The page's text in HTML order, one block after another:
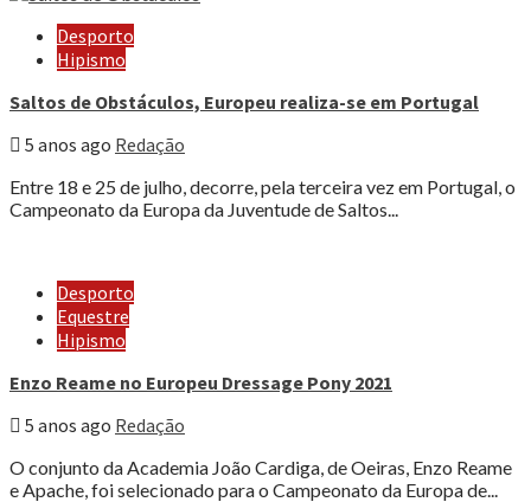
Desporto
Hipismo
Saltos de Obstáculos, Europeu realiza-se em Portugal
5 anos ago Redação
Entre 18 e 25 de julho, decorre, pela terceira vez em Portugal, o
Campeonato da Europa da Juventude de Saltos...
Desporto
Equestre
Hipismo
Enzo Reame no Europeu Dressage Pony 2021
5 anos ago Redação
O conjunto da Academia João Cardiga, de Oeiras, Enzo Reame
e Apache, foi selecionado para o Campeonato da Europa de...